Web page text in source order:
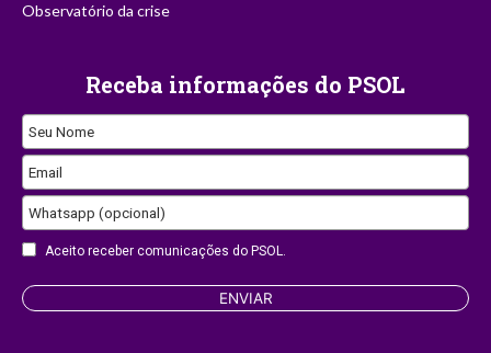
Observatório da crise
Receba informações do PSOL
Seu Nome
Email
Address
Email
Whatsapp (opcional)
Aceito receber comunicações do PSOL.
ENVIAR